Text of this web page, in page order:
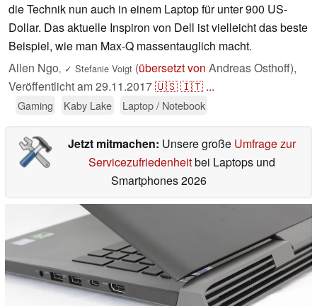
die Technik nun auch in einem Laptop für unter 900 US-
Dollar. Das aktuelle Inspiron von Dell ist vielleicht das beste
Beispiel, wie man Max-Q massentauglich macht.
Allen Ngo, ✓ Stefanie Voigt (übersetzt von Andreas Osthoff),
Veröffentlicht am29.11.2017🇺🇸🇮🇹 ...
Gaming Kaby Lake Laptop / Notebook
Jetzt mitmachen: Unsere große Umfrage zur
Servicezufriedenheitbei Laptops und
Smartphones 2026